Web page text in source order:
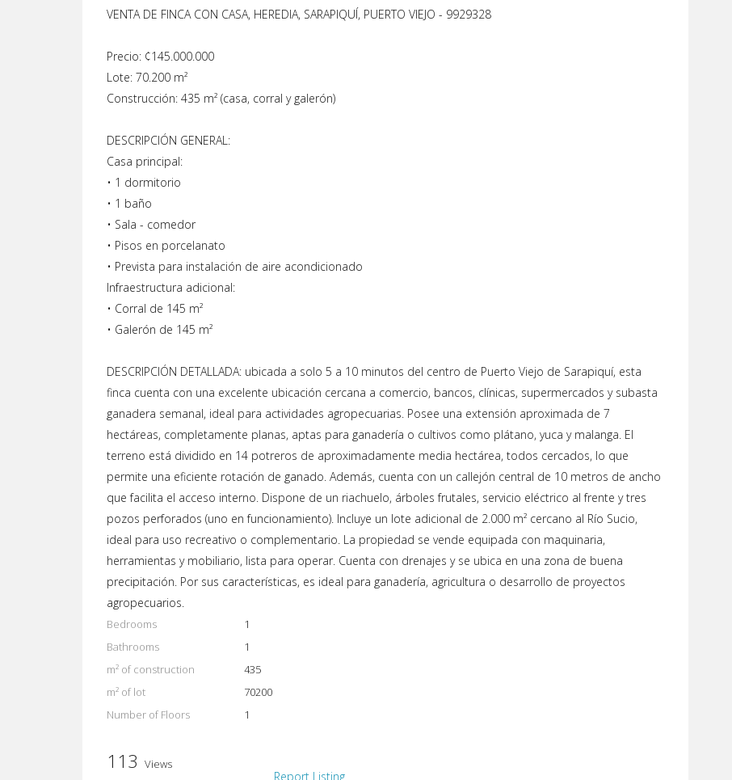
VENTA DE FINCA CON CASA, HEREDIA, SARAPIQUÍ, PUERTO VIEJO - 9929328
Precio: ¢145.000.000
Lote: 70.200 m²
Construcción: 435 m² (casa, corral y galerón)
DESCRIPCIÓN GENERAL:
Casa principal:
• 1 dormitorio
• 1 baño
• Sala - comedor
• Pisos en porcelanato
• Prevista para instalación de aire acondicionado
Infraestructura adicional:
• Corral de 145 m²
• Galerón de 145 m²
DESCRIPCIÓN DETALLADA: ubicada a solo 5 a 10 minutos del centro de Puerto Viejo de Sarapiquí, esta
finca cuenta con una excelente ubicación cercana a comercio, bancos, clínicas, supermercados y subasta
ganadera semanal, ideal para actividades agropecuarias. Posee una extensión aproximada de 7
hectáreas, completamente planas, aptas para ganadería o cultivos como plátano, yuca y malanga. El
terreno está dividido en 14 potreros de aproximadamente media hectárea, todos cercados, lo que
permite una eficiente rotación de ganado. Además, cuenta con un callejón central de 10 metros de ancho
que facilita el acceso interno. Dispone de un riachuelo, árboles frutales, servicio eléctrico al frente y tres
pozos perforados (uno en funcionamiento). Incluye un lote adicional de 2.000 m² cercano al Río Sucio,
ideal para uso recreativo o complementario. La propiedad se vende equipada con maquinaria,
herramientas y mobiliario, lista para operar. Cuenta con drenajes y se ubica en una zona de buena
precipitación. Por sus características, es ideal para ganadería, agricultura o desarrollo de proyectos
agropecuarios.
Bedrooms
1
Bathrooms
1
m² of construction
435
m² of lot
70200
Number of Floors
1
Report Listing
113 Views